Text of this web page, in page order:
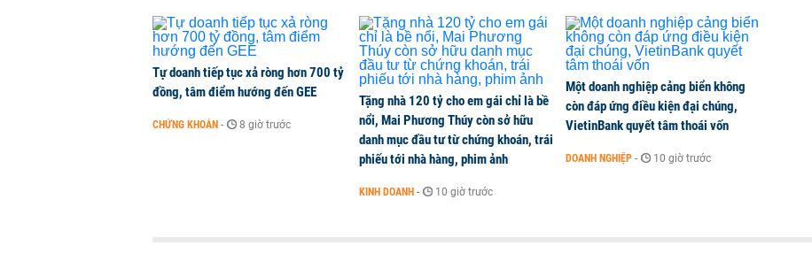
QUỐC TẾ - 1 phút trước
Tự doanh tiếp tục xả ròng hơn 700 tỷ
đồng, tâm điểm hướng đến GEE
CHỨNG KHOÁN - 8 giờ trước
Tặng nhà 120 tỷ cho em gái chỉ là bề
nổi, Mai Phương Thúy còn sở hữu
danh mục đầu tư từ chứng khoán, trái
phiếu tới nhà hàng, phim ảnh
KINH DOANH - 10 giờ trước
Một doanh nghiệp cảng biển không
còn đáp ứng điều kiện đại chúng,
VietinBank quyết tâm thoái vốn
DOANH NGHIỆP - 10 giờ trước